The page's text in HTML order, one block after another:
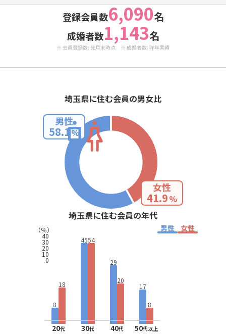
登録会員数6,090名
成婚者数1,143名
※ 会員登録数: 先月末時点 ※ 成婚者数: 昨年実績
埼玉県に住む会員の男女比
男性
58.1%
女性
41.9%
埼玉県に住む会員の年代
男性 女性
（％）
40
30
20
10
0
8
18
20代
4554
30代
29
20
40代
17
8
50代以上